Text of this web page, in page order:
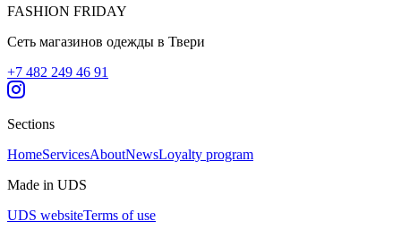
FASHION FRIDAY
Сеть магазинов одежды в Твери
+7 482 249 46 91
Sections
HomeServicesAboutNewsLoyalty program
Made in UDS
UDS websiteTerms of use